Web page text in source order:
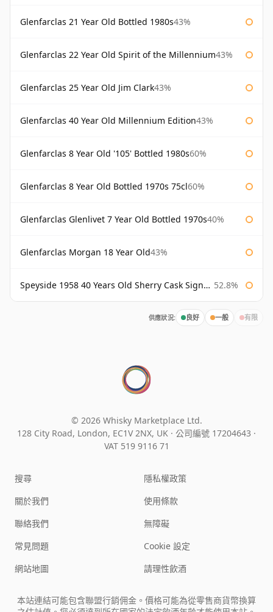
Glenfarclas 21 Year Old Bottled 1980s43%
Glenfarclas 22 Year Old Spirit of the Millennium43%
Glenfarclas 25 Year Old Jim Clark43%
Glenfarclas 40 Year Old Millennium Edition43%
Glenfarclas 8 Year Old '105' Bottled 1980s60%
Glenfarclas 8 Year Old Bottled 1970s 75cl60%
Glenfarclas Glenlivet 7 Year Old Bottled 1970s40%
Glenfarclas Morgan 18 Year Old43%
Speyside 1958 40 Years Old Sherry Cask Signatory 52.8%
供應狀況: 良好 一般 有限
© 2026 Whisky Marketplace Ltd.
128 City Road, London, EC1V 2NX, UK · 公司編號 17204643 ·
VAT 519 9116 71
搜尋
關於我們
聯絡我們
常見問題
網站地圖
隱私權政策
使用條款
無障礙
Cookie 設定
請理性飲酒
本站連結可能包含聯盟行銷佣金。價格可能為從零售商貨幣換算